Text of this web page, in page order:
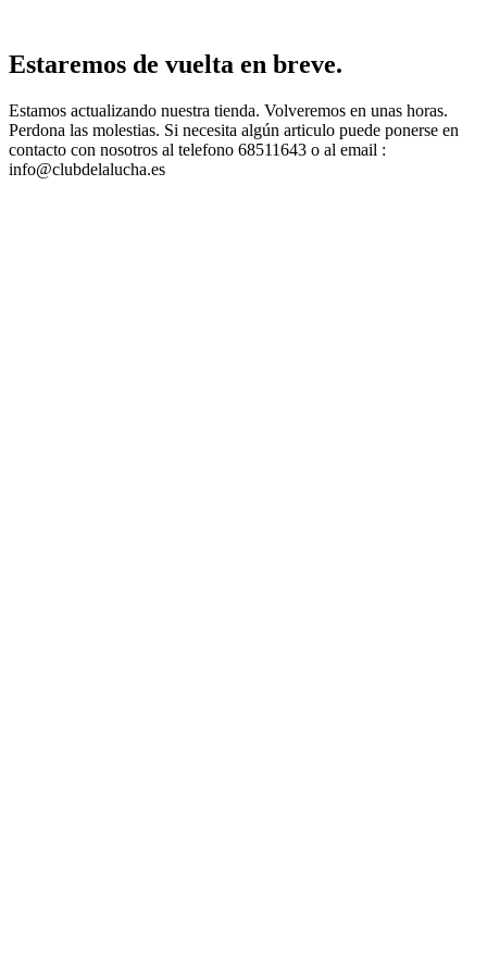
Estaremos de vuelta en breve.
Estamos actualizando nuestra tienda. Volveremos en unas horas.
Perdona las molestias. Si necesita algún articulo puede ponerse en
contacto con nosotros al telefono 68511643 o al email :
info@clubdelalucha.es